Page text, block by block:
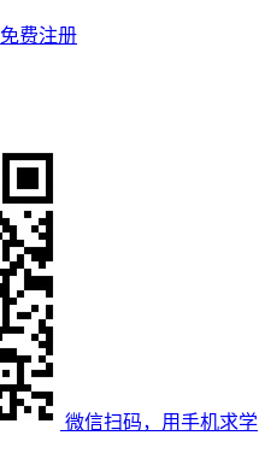
免费注册
微信扫码，用手机求学